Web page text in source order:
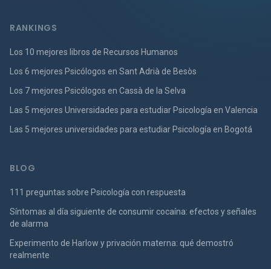
RANKINGS
Los 10 mejores libros de Recursos Humanos
Los 6 mejores Psicólogos en Sant Adrià de Besòs
Los 7 mejores Psicólogos en Cassà de la Selva
Las 5 mejores Universidades para estudiar Psicología en Valencia
Las 5 mejores universidades para estudiar Psicología en Bogotá
BLOG
111 preguntas sobre Psicología con respuesta
Síntomas al día siguiente de consumir cocaína: efectos y señales
de alarma
Experimento de Harlow y privación materna: qué demostró
realmente